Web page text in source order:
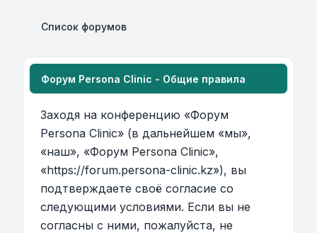
Список форумов
Форум Persona Clinic - Общие правила
Заходя на конференцию «Форум
Persona Clinic» (в дальнейшем «мы»,
«наш», «Форум Persona Clinic»,
«https://forum.persona-clinic.kz»), вы
подтверждаете своё согласие со
следующими условиями. Если вы не
согласны с ними, пожалуйста, не